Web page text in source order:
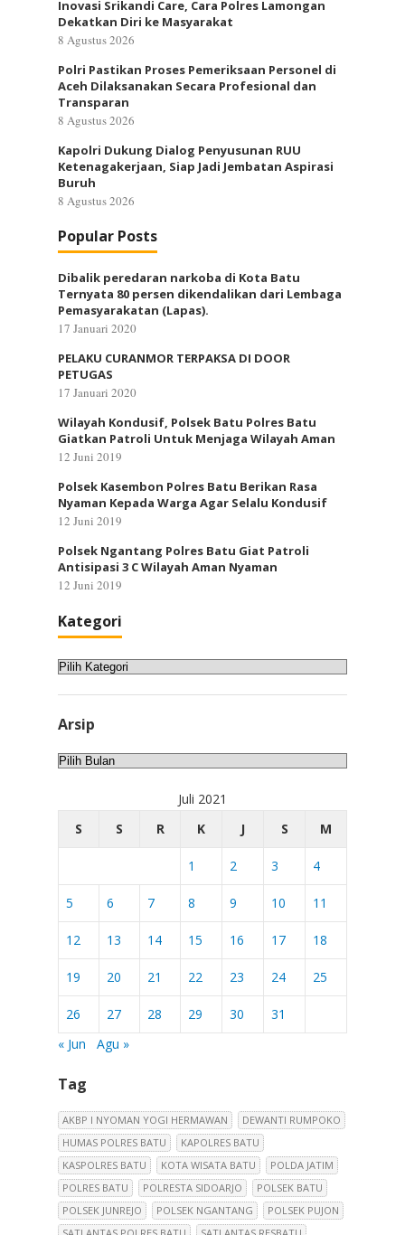
Inovasi Srikandi Care, Cara Polres Lamongan
Dekatkan Diri ke Masyarakat
8 Agustus 2026
Polri Pastikan Proses Pemeriksaan Personel di
Aceh Dilaksanakan Secara Profesional dan
Transparan
8 Agustus 2026
Kapolri Dukung Dialog Penyusunan RUU
Ketenagakerjaan, Siap Jadi Jembatan Aspirasi
Buruh
8 Agustus 2026
Popular Posts
Dibalik peredaran narkoba di Kota Batu
Ternyata 80 persen dikendalikan dari Lembaga
Pemasyarakatan (Lapas).
17 Januari 2020
PELAKU CURANMOR TERPAKSA DI DOOR
PETUGAS
17 Januari 2020
Wilayah Kondusif, Polsek Batu Polres Batu
Giatkan Patroli Untuk Menjaga Wilayah Aman
12 Juni 2019
Polsek Kasembon Polres Batu Berikan Rasa
Nyaman Kepada Warga Agar Selalu Kondusif
12 Juni 2019
Polsek Ngantang Polres Batu Giat Patroli
Antisipasi 3 C Wilayah Aman Nyaman
12 Juni 2019
Kategori
Kategori
Arsip
Arsip
Juli 2021
S
S R K J S M
1 2 3 4
5 6 7 8 9 10 11
12 13 14 15 16 17 18
19 20 21 22 23 24 25
26 27 28 29 30
31
« Jun
Agu »
Tag
AKBP I NYOMAN YOGI HERMAWAN
DEWANTI RUMPOKO
HUMAS POLRES BATU
KAPOLRES BATU
KASPOLRES BATU
KOTA WISATA BATU
POLDA JATIM
POLRES BATU
POLRESTA SIDOARJO
POLSEK BATU
POLSEK JUNREJO
POLSEK NGANTANG
POLSEK PUJON